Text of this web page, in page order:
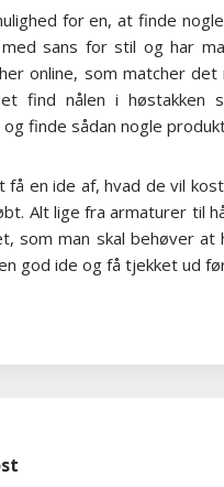
for en, at finde
sans for stil og har
online, som matcher
find nålen i høstakken
finde sådan nogle
få en ide af, hvad de vil
Alt lige fra armaturer til
som man skal behøver
god ide og få tjekket ud